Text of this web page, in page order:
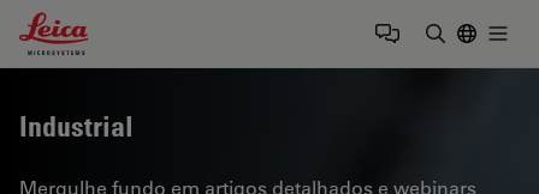
Leica Microsystems Logo
Industrial
Mergulhe fundo em artigos detalhados e webinars